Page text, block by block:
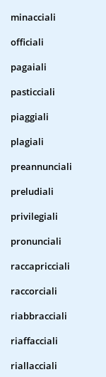
minacciali
officiali
pagaiali
pasticciali
piaggiali
plagiali
preannunciali
preludiali
privilegiali
pronunciali
raccapricciali
raccorciali
riabbracciali
riaffacciali
riallacciali